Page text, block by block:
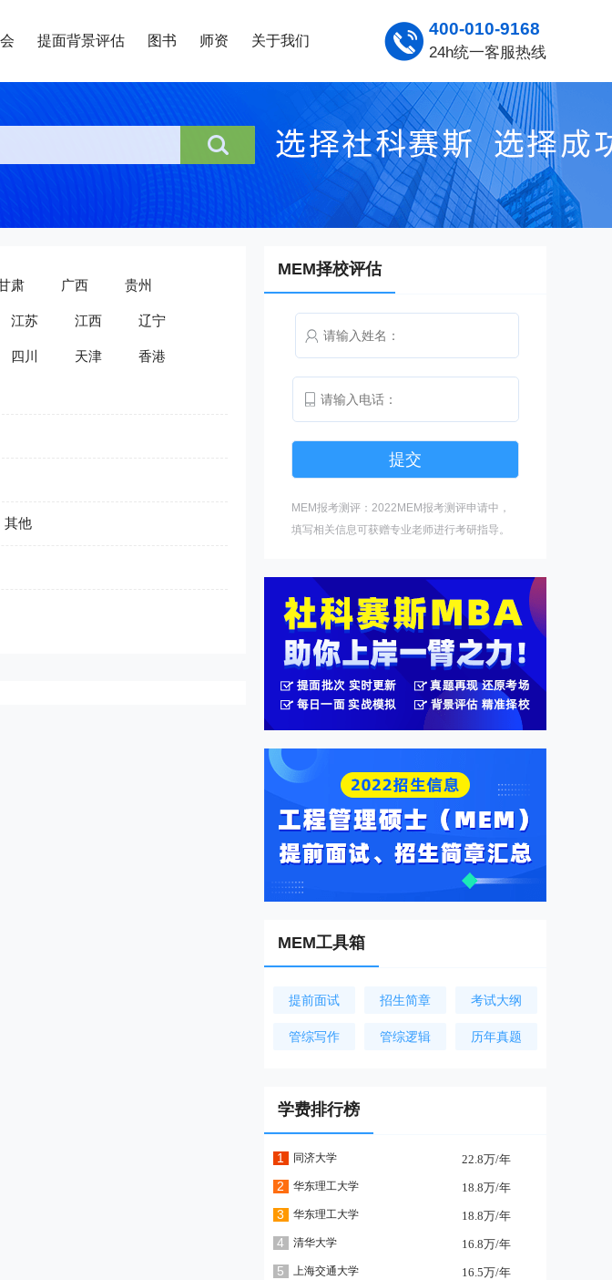
提面背景评估 图书 师资 关于我们
400-010-9168
24h统一客服热线
肃 广西 贵州
江苏 江西 辽宁
四川 天津 香港
其他
MEM择校评估
MEM报考测评：2022MEM报考测评申请中，
填写相关信息可获赠专业老师进行考研指导。
MEM工具箱
提前面试 招生简章 考试大纲
管综写作 管综逻辑 历年真题
学费排行榜
1 同济大学 22.8万/年
2 华东理工大学 18.8万/年
3 华东理工大学 18.8万/年
4 清华大学 16.8万/年
5 上海交通大学 16.5万/年